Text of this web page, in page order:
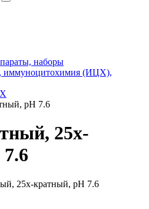
наборы
иммуноцитохимия (ИЦХ),
pH 7.6
25x-